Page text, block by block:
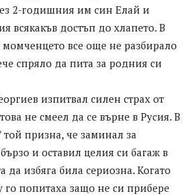
2-годишния им син Елай и
всякакъв достъп до хлапето. В
момченцето все още не разбирало
спряло да пита за родния си
изпитвал силен страх от
не смеел да се върне в Русия. В
призна, че заминал за
и оставил целия си багаж в
да избяга била сериозна. Когато
го попитаха защо не си прибере